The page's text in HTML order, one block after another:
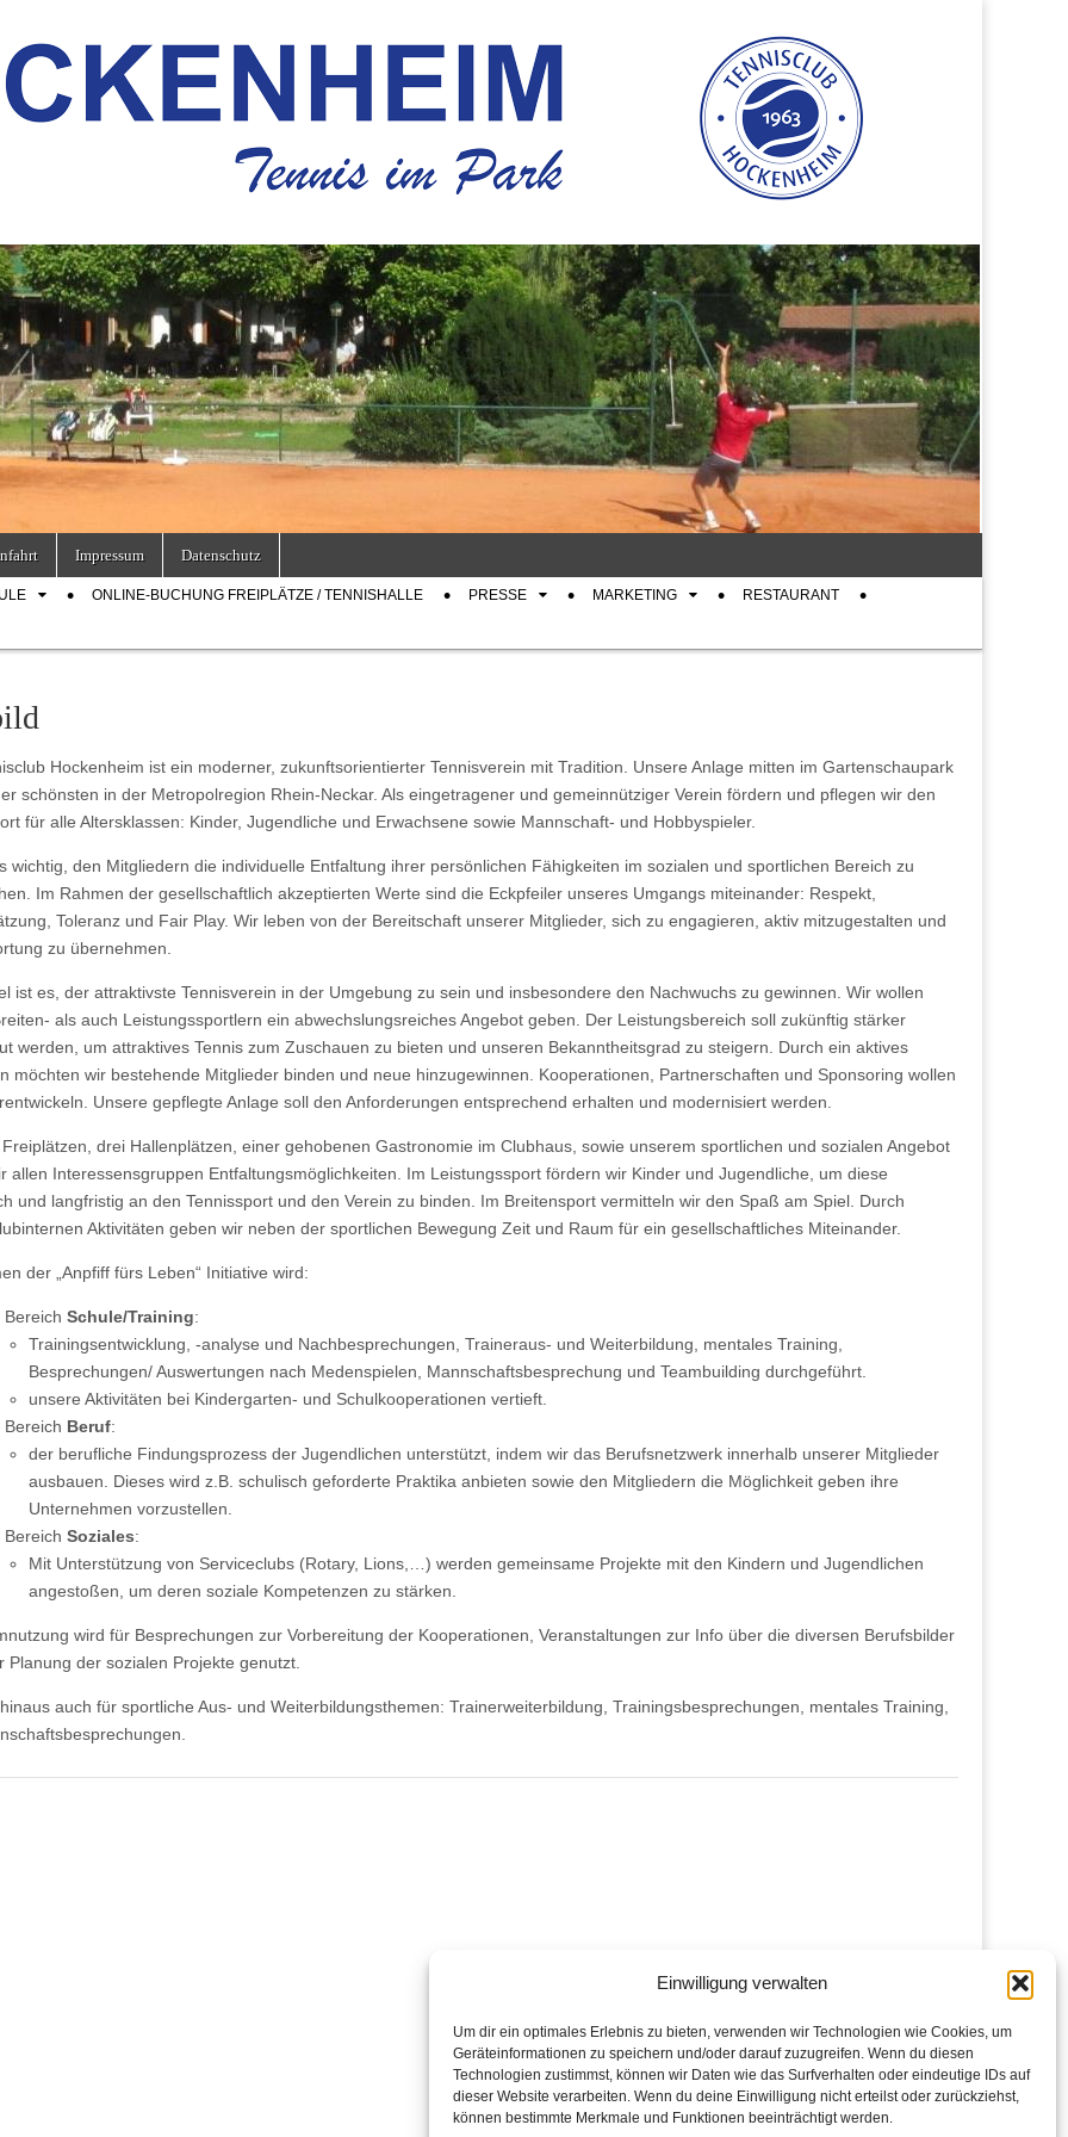
Einwilligung verwalten
Um dir ein optimales Erlebnis zu bieten, verwenden wir Technologien wie Cookies, um
Geräteinformationen zu speichern und/oder darauf zuzugreifen. Wenn du diesen
Technologien zustimmst, können wir Daten wie das Surfverhalten oder eindeutige IDs auf
dieser Website verarbeiten. Wenn du deine Einwilligung nicht erteilst oder zurückziehst,
können bestimmte Merkmale und Funktionen beeinträchtigt werden.
Impressum Datenschutz
ONLINE-BUCHUNG FREIPLÄTZE / TENNISHALLE PRESSE MARKETING RESTAURANT
Hockenheim ist ein moderner, zukunftsorientierter Tennisverein mit Tradition. Unsere Anlage mitten im Gartenschaupark
schönsten in der Metropolregion Rhein-Neckar. Als eingetragener und gemeinnütziger Verein fördern und pflegen wir den
für alle Altersklassen: Kinder, Jugendliche und Erwachsene sowie Mannschaft- und Hobbyspieler.
wichtig, den Mitgliedern die individuelle Entfaltung ihrer persönlichen Fähigkeiten im sozialen und sportlichen Bereich zu
Im Rahmen der gesellschaftlich akzeptierten Werte sind die Eckpfeiler unseres Umgangs miteinander: Respekt,
Toleranz und Fair Play. Wir leben von der Bereitschaft unserer Mitglieder, sich zu engagieren, aktiv mitzugestalten und
zu übernehmen.
ist es, der attraktivste Tennisverein in der Umgebung zu sein und insbesondere den Nachwuchs zu gewinnen. Wir wollen
als auch Leistungssportlern ein abwechslungsreiches Angebot geben. Der Leistungsbereich soll zukünftig stärker
werden, um attraktives Tennis zum Zuschauen zu bieten und unseren Bekanntheitsgrad zu steigern. Durch ein aktives
möchten wir bestehende Mitglieder binden und neue hinzugewinnen. Kooperationen, Partnerschaften und Sponsoring wollen
Unsere gepflegte Anlage soll den Anforderungen entsprechend erhalten und modernisiert werden.
drei Hallenplätzen, einer gehobenen Gastronomie im Clubhaus, sowie unserem sportlichen und sozialen Angebot
allen Interessensgruppen Entfaltungsmöglichkeiten. Im Leistungssport fördern wir Kinder und Jugendliche, um diese
und langfristig an den Tennissport und den Verein zu binden. Im Breitensport vermitteln wir den Spaß am Spiel. Durch
Aktivitäten geben wir neben der sportlichen Bewegung Zeit und Raum für ein gesellschaftliches Miteinander.
der „Anpfiff fürs Leben“ Initiative wird:
Bereich Schule/Training:
Trainingsentwicklung, -analyse und Nachbesprechungen, Traineraus- und Weiterbildung, mentales Training,
Besprechungen/ Auswertungen nach Medenspielen, Mannschaftsbesprechung und Teambuilding durchgeführt.
unsere Aktivitäten bei Kindergarten- und Schulkooperationen vertieft.
Bereich Beruf:
der berufliche Findungsprozess der Jugendlichen unterstützt, indem wir das Berufsnetzwerk innerhalb unserer Mitglieder
ausbauen. Dieses wird z.B. schulisch geforderte Praktika anbieten sowie den Mitgliedern die Möglichkeit geben ihre
Unternehmen vorzustellen.
Bereich Soziales:
Mit Unterstützung von Serviceclubs (Rotary, Lions,…) werden gemeinsame Projekte mit den Kindern und Jugendlichen
angestoßen, um deren soziale Kompetenzen zu stärken.
wird für Besprechungen zur Vorbereitung der Kooperationen, Veranstaltungen zur Info über die diversen Berufsbilder
Planung der sozialen Projekte genutzt.
auch für sportliche Aus- und Weiterbildungsthemen: Trainerweiterbildung, Trainingsbesprechungen, mentales Training,